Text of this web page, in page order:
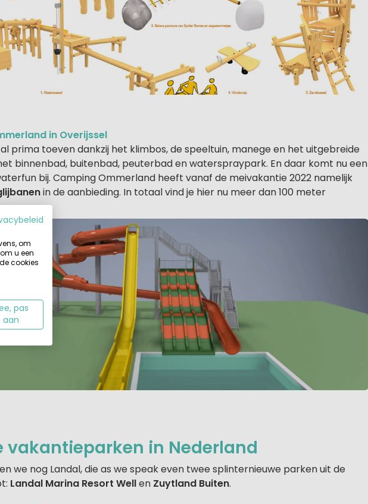
in Overijssel
prima toeven dankzij het klimbos, de speeltuin, manege en het uitgebreide
binnenbad, buitenbad, peuterbad en waterspraypark. En daar komt nu een
bij. Camping Ommerland heeft vanaf de meivakantie 2022 namelijk
in de aanbieding. In totaal vind je hier nu meer dan 100 meter
vakantieparken in Nederland
we nog Landal, die as we speak even twee splinternieuwe parken uit de
Landal Marina Resort Wellen Zuytland Buiten.
om
u een
cookies
pas
aan